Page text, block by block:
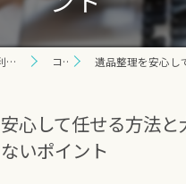
大阪府堺市の便利屋ならべんりや ねこのて コラム 遺品整理を安心して任せる方法と大阪
心して任せる方法と
いポイント